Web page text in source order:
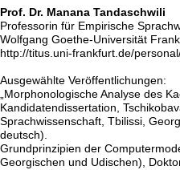
Prof. Dr. Manana Tandaschwili
Professorin für Empirische
Wolfgang Goethe-Universität
http://titus.uni-frankfurt.de/
Ausgewählte Veröffentlichungen:
„Morphonologische Analyse des
Kandidatendissertation,
Sprachwissenschaft, Tbilissi,
deutsch).
Grundprinzipien der
Georgischen und Udischen),